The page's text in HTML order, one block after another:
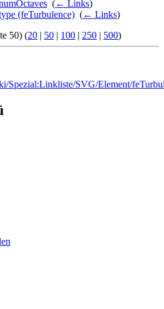
(← Links)
(feTurbulence) (← Links)
50) (20 | 50 | 100 | 250 | 500)
Spezial:Linkliste/SVG/Element/